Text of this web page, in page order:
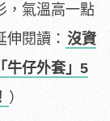
，氣溫高一點
閱讀： 沒資
牛仔外套」5
）